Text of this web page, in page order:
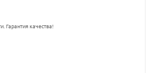
Гарантия качества!